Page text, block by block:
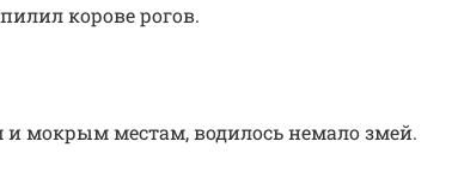
корове рогов.
и мокрым местам, водилось немало змей.